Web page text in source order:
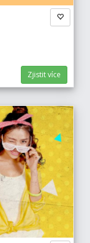
Zjistit více